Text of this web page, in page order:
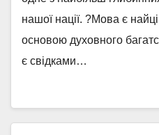
нашої нації. ?Мова є
основою духовного
є свідками…